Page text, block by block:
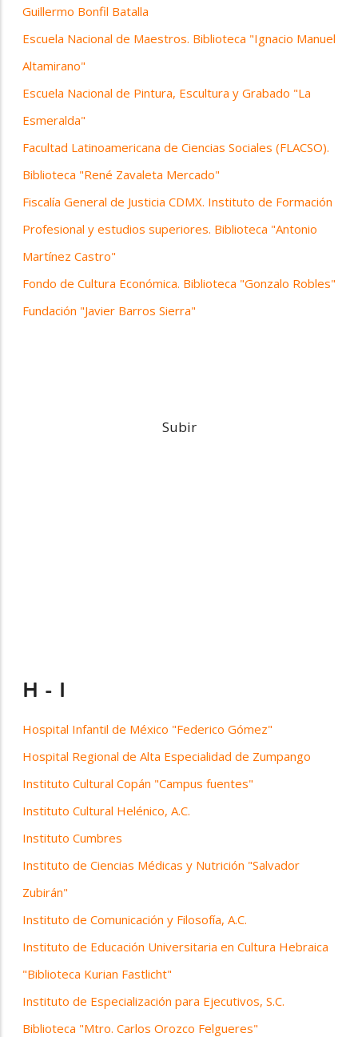
Guillermo Bonfil Batalla
Escuela Nacional de Maestros. Biblioteca "Ignacio Manuel
Altamirano"
Escuela Nacional de Pintura, Escultura y Grabado "La
Esmeralda"
Facultad Latinoamericana de Ciencias Sociales (FLACSO).
Biblioteca "René Zavaleta Mercado"
Fiscalía General de Justicia CDMX. Instituto de Formación
Profesional y estudios superiores. Biblioteca "Antonio
Martínez Castro"
Fondo de Cultura Económica. Biblioteca "Gonzalo Robles"
Fundación "Javier Barros Sierra"
Subir
H - I
Hospital Infantil de México "Federico Gómez"
Hospital Regional de Alta Especialidad de Zumpango
Instituto Cultural Copán "Campus fuentes"
Instituto Cultural Helénico, A.C.
Instituto Cumbres
Instituto de Ciencias Médicas y Nutrición "Salvador
Zubirán"
Instituto de Comunicación y Filosofía, A.C.
Instituto de Educación Universitaria en Cultura Hebraica
"Biblioteca Kurian Fastlicht"
Instituto de Especialización para Ejecutivos, S.C.
Biblioteca "Mtro. Carlos Orozco Felgueres"